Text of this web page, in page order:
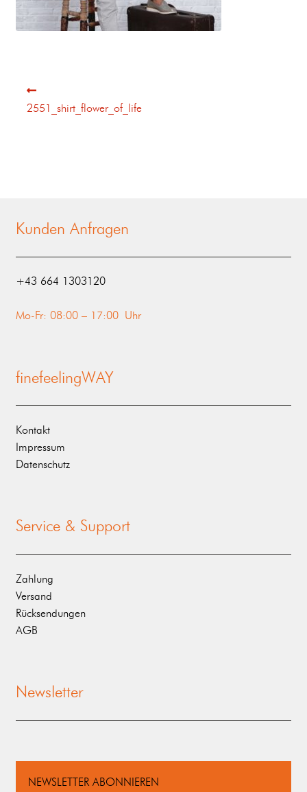
2551_shirt_flower_of_life
Kunden Anfragen
‭+43 664 1303120‬
Mo-Fr: 08:00 – 17:00 Uhr
finefeelingWAY
Kontakt
Impressum
Datenschutz
Service & Support
Zahlung
Versand
Rücksendungen
AGB
Newsletter
NEWSLETTER ABONNIEREN